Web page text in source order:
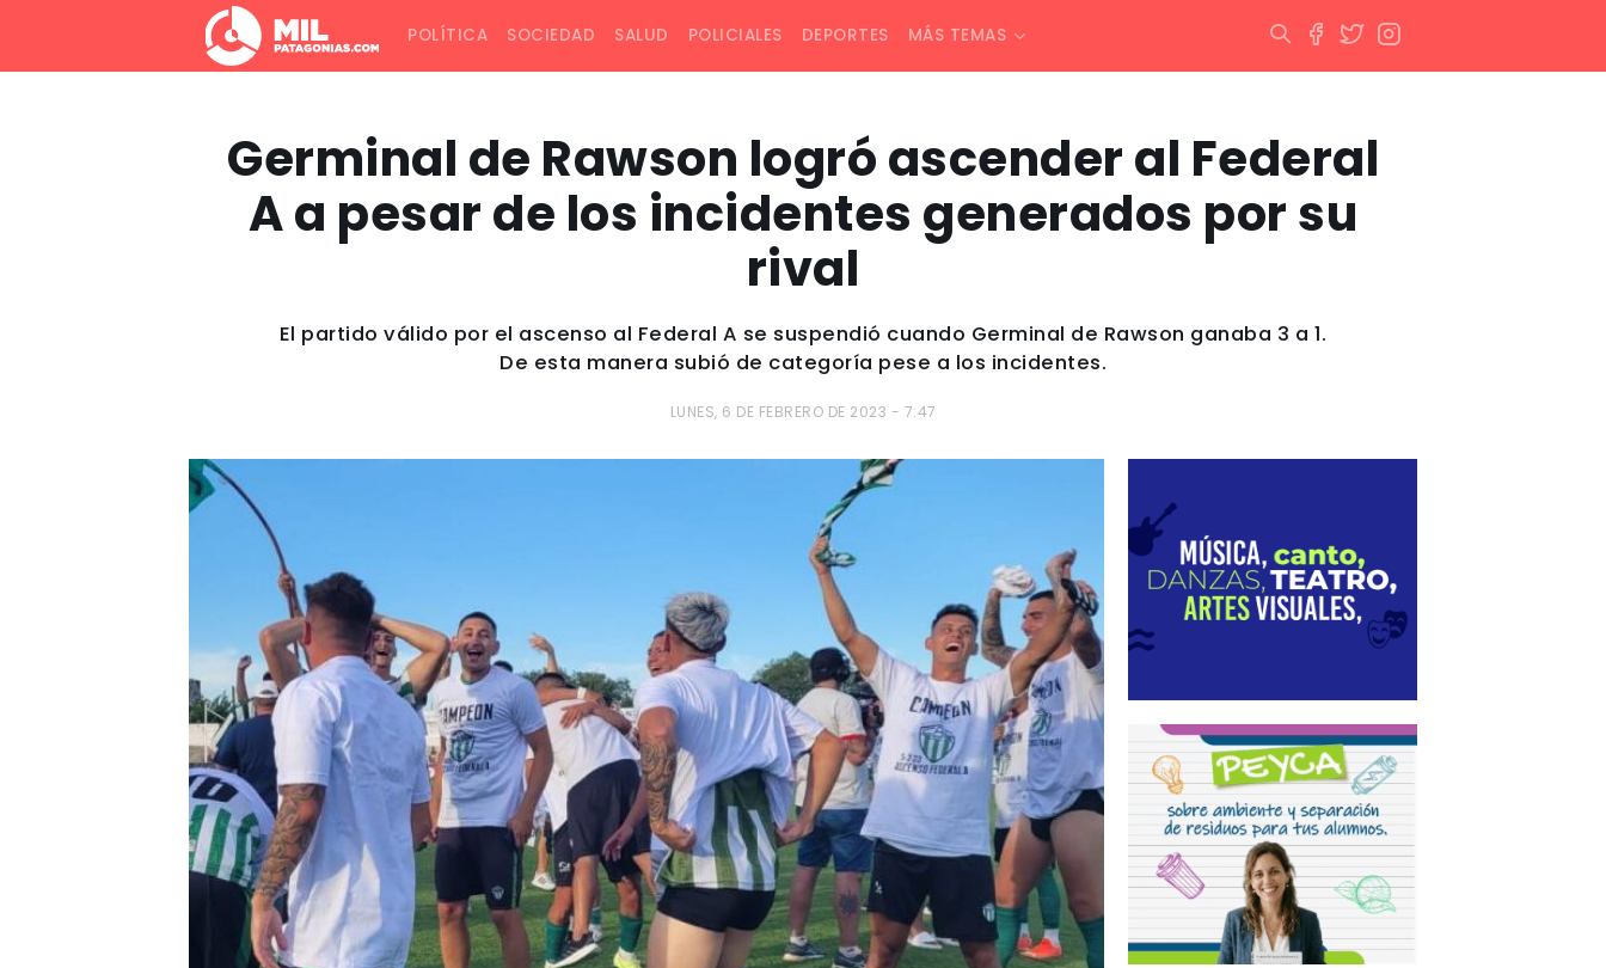
POLÍTICA SOCIEDAD SALUD POLICIALES DEPORTES MÁS TEMAS
Germinal de Rawson logró ascender al Federal
A a pesar de los incidentes generados por su
rival
El partido válido por el ascenso al Federal A se suspendió cuando Germinal de Rawson ganaba 3 a 1.
De esta manera subió de categoría pese a los incidentes.
LUNES, 6 DE FEBRERO DE 2023 - 7:47